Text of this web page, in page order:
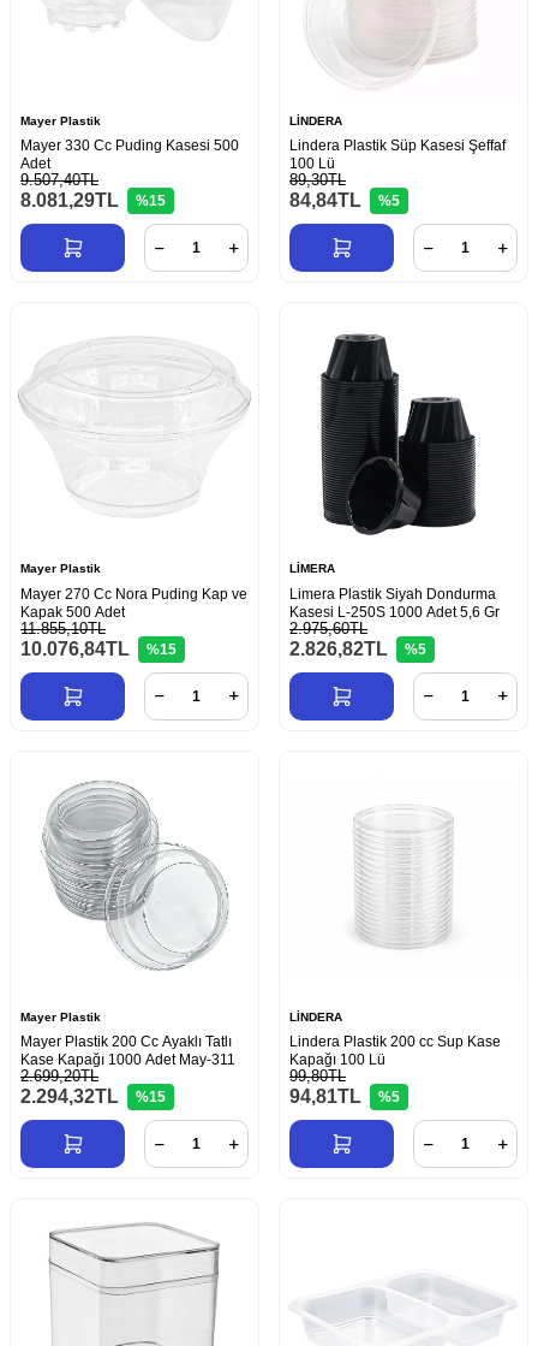
Mayer Plastik
Mayer 330 Cc Puding Kasesi 500
Adet
9.507,40TL
8.081,29TL %15
LİNDERA
Lindera Plastik Süp Kasesi Şeffaf
100 Lü
89,30TL
84,84TL %5
Mayer Plastik
Mayer 270 Cc Nora Puding Kap ve
Kapak 500 Adet
11.855,10TL
10.076,84TL %15
LİMERA
Limera Plastik Siyah Dondurma
Kasesi L-250S 1000 Adet 5,6 Gr
2.975,60TL
2.826,82TL %5
Mayer Plastik
Mayer Plastik 200 Cc Ayaklı Tatlı
Kase Kapağı 1000 Adet May-311
2.699,20TL
2.294,32TL %15
LİNDERA
Lindera Plastik 200 cc Sup Kase
Kapağı 100 Lü
99,80TL
94,81TL %5